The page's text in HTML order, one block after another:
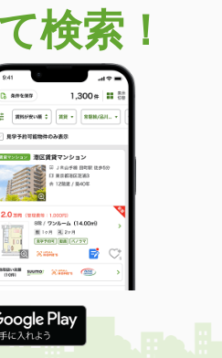
万円
県郡山市富田町字大徳南
万円
県郡山市久留米５
丁目
万円
県郡山市安積町日出山４丁目
検索！